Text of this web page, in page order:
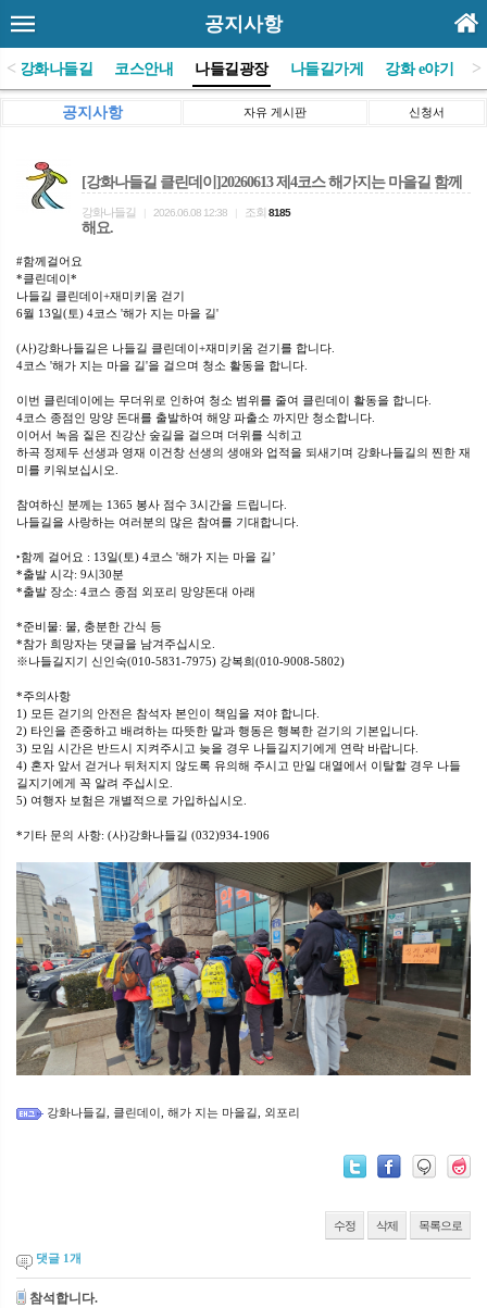
공지사항
<)강화나들길 코스안내 나들길광장 나들길가게 강화 e야기 >
공지사항 자유 게시판 신청서
[강화나들길 클린데이]20260613 제4코스 해가지는 마을길 함께
해요.
강화나들길 2026.06.08 12:38 조회 8185
#함께걸어요
*클린데이*
나들길 클린데이+재미키움 걷기
6월 13일(토) 4코스 '해가 지는 마을 길'
(사)강화나들길은 나들길 클린데이+재미키움 걷기를 합니다.
4코스 '해가 지는 마을 길'을 걸으며 청소 활동을 합니다.
이번 클린데이에는 무더위로 인하여 청소 범위를 줄여 클린데이 활동을 합니다.
4코스 종점인 망양 돈대를 출발하여 해양 파출소 까지만 청소합니다.
이어서 녹음 짙은 진강산 숲길을 걸으며 더위를 식히고
하곡 정제두 선생과 영재 이건창 선생의 생애와 업적을 되새기며 강화나들길의 찐한 재
미를 키워보십시오.
참여하신 분께는 1365 봉사 점수 3시간을 드립니다.
나들길을 사랑하는 여러분의 많은 참여를 기대합니다.
‣함께 걸어요 : 13일(토) 4코스 '해가 지는 마을 길’
*출발 시각: 9시30분
*출발 장소: 4코스 종점 외포리 망양돈대 아래
*준비물: 물, 충분한 간식 등
*참가 희망자는 댓글을 남겨주십시오.
※나들길지기 신인숙(010-5831-7975) 강복희(010-9008-5802)
*주의사항
1) 모든 걷기의 안전은 참석자 본인이 책임을 져야 합니다.
2) 타인을 존중하고 배려하는 따뜻한 말과 행동은 행복한 걷기의 기본입니다.
3) 모임 시간은 반드시 지켜주시고 늦을 경우 나들길지기에게 연락 바랍니다.
4) 혼자 앞서 걷거나 뒤처지지 않도록 유의해 주시고 만일 대열에서 이탈할 경우 나들
길지기에게 꼭 알려 주십시오.
5) 여행자 보험은 개별적으로 가입하십시오.
*기타 문의 사항: (사)강화나들길 (032)934-1906
강화나들길 클린데이 해가 지는 마을길 외포리
수정 삭제 목록으로
댓글 1 개